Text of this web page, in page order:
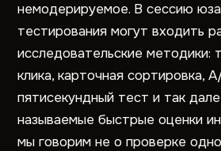
немодерируемое. В сессию
тестирования могут входить
исследовательские методики:
клика, карточная сортировка,
пятисекундный тест и так
называемые быстрые оценки
мы говорим не о проверке